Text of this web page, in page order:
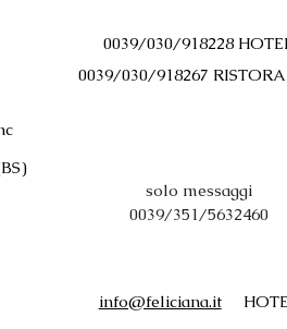
0039/030/918228
0039/030/918267
solo messaggi
0039/351/5632460
info@feliciana.it